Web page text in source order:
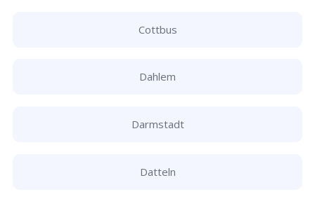
Cottbus
Dahlem
Darmstadt
Datteln